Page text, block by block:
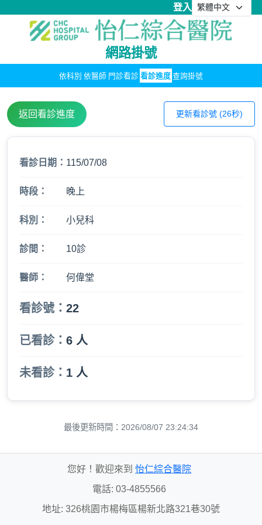
登入
網路掛號
依科別 依醫師 門診看診 看診進度 查詢掛號
返回看診進度 更新看診號 (26秒)
看診日期： 115/07/08
時段： 晚上
科別： 小兒科
診間： 10診
醫師： 何偉堂
看診號： 22
已看診： 6 人
未看診： 1 人
最後更新時間：2026/08/07 23:24:34
您好！歡迎來到 怡仁綜合醫院
電話: 03-4855566
地址: 326桃園市楊梅區楊新北路321巷30號